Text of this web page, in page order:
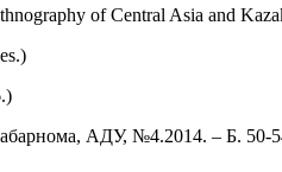
of Central Asia and
АДУ, №4.2014. – Б. 50-